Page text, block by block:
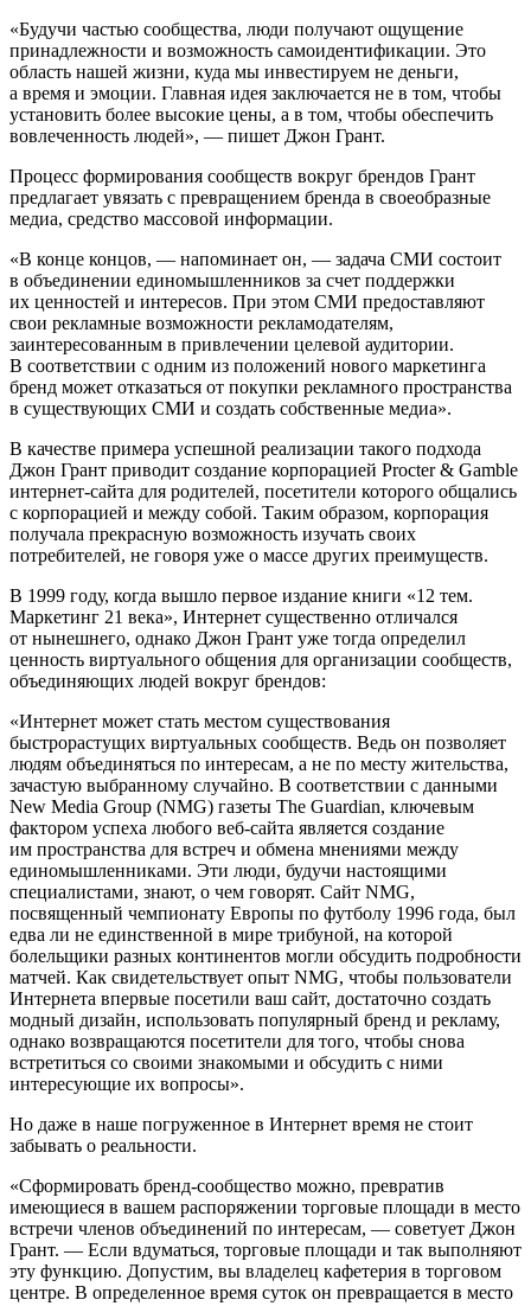
«Будучи частью сообщества, люди получают ощущение
принадлежности и возможность самоидентификации. Это
область нашей жизни, куда мы инвестируем не деньги,
а время и эмоции. Главная идея заключается не в том, чтобы
установить более высокие цены, а в том, чтобы обеспечить
вовлеченность людей», — пишет Джон Грант.
Процесс формирования сообществ вокруг брендов Грант
предлагает увязать с превращением бренда в своеобразные
медиа, средство массовой информации.
«В конце концов, — напоминает он, — задача СМИ состоит
в объединении единомышленников за счет поддержки
их ценностей и интересов. При этом СМИ предоставляют
свои рекламные возможности рекламодателям,
заинтересованным в привлечении целевой аудитории.
В соответствии с одним из положений нового маркетинга
бренд может отказаться от покупки рекламного пространства
в существующих СМИ и создать собственные медиа».
В качестве примера успешной реализации такого подхода
Джон Грант приводит создание корпорацией Procter & Gamble
интернет-­сайта для родителей, посетители которого общались
с корпорацией и между собой. Таким образом, корпорация
получала прекрасную возможность изучать своих
потребителей, не говоря уже о массе других преимуществ.
В 1999 году, когда вышло первое издание книги «12 тем.
Маркетинг 21 века», Интернет существенно отличался
от нынешнего, однако Джон Грант уже тогда определил
ценность виртуального общения для организации сообществ,
объединяющих людей вокруг брендов:
«Интернет может стать местом существования
быстрорастущих виртуальных сообществ. Ведь он позволяет
людям объединяться по интересам, а не по месту жительства,
зачастую выбранному случайно. В соответствии с данными
New Media Group (NMG) газеты The Guardian, ключевым
фактором успеха любого веб-сайта является создание
им пространства для встреч и обмена мнениями между
единомышленниками. Эти люди, будучи настоящими
специалистами, знают, о чем говорят. Сайт NMG,
посвященный чемпионату Европы по футболу 1996 года, был
едва ли не единственной в мире трибуной, на которой
болельщики разных континентов могли обсудить подробности
матчей. Как свидетельствует опыт NMG, чтобы пользователи
Интернета впервые посетили ваш сайт, достаточно создать
модный дизайн, использовать популярный бренд и рекламу,
однако возвращаются посетители для того, чтобы снова
встретиться со своими знакомыми и обсудить с ними
интересующие их вопросы».
Но даже в наше погруженное в Интернет время не стоит
забывать о реальности.
«Сформировать бренд-­сообщество можно, превратив
имеющиеся в вашем распоряжении торговые площади в место
встречи членов объединений по интересам, — советует Джон
Грант. — Если вдуматься, торговые площади и так выполняют
эту функцию. Допустим, вы владелец кафетерия в торговом
центре. В определенное время суток он превращается в место